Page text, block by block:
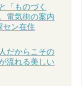
「ものづく
電気街の案内
セン在住
だからこその
流れる美しい